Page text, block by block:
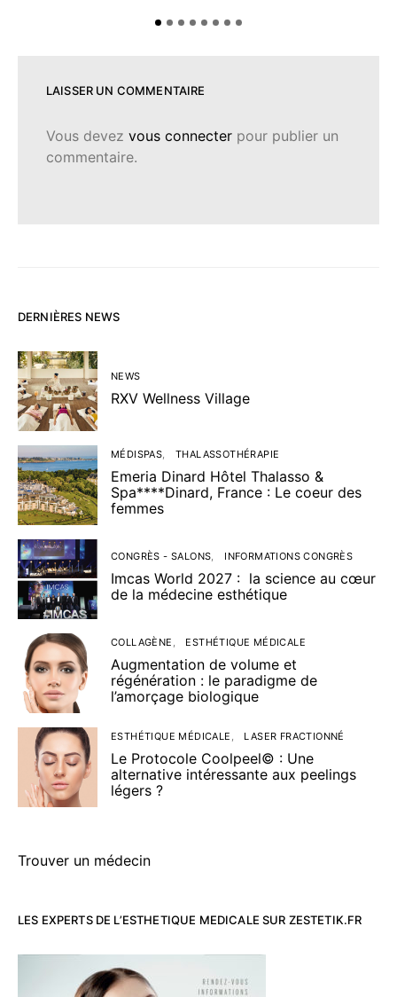
LAISSER UN COMMENTAIRE
Vous devez vous connecter pour publier un
commentaire.
DERNIÈRES NEWS
NEWS
RXV Wellness Village
MÉDISPAS THALASSOTHÉRAPIE
Emeria Dinard Hôtel Thalasso &
Spa****Dinard, France : Le coeur des
femmes
CONGRÈS - SALONS INFORMATIONS CONGRÈS
Imcas World 2027 : la science au cœur
de la médecine esthétique
COLLAGÈNE ESTHÉTIQUE MÉDICALE
Augmentation de volume et
régénération : le paradigme de
l’amorçage biologique
ESTHÉTIQUE MÉDICALE LASER FRACTIONNÉ
Le Protocole Coolpeel© : Une
alternative intéressante aux peelings
légers ?
Trouver un médecin
LES EXPERTS DE L’ESTHETIQUE MEDICALE SUR ZESTETIK.FR